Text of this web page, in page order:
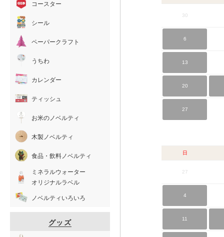
30
6
13
20
27
日
27
4
11
コースター
シール
ペーパークラフト
うちわ
カレンダー
ティッシュ
お米のノベルティ
木製ノベルティ
食品・飲料ノベルティ
ミネラルウォーター
オリジナルラベル
ノベルティいろいろ
グッズ